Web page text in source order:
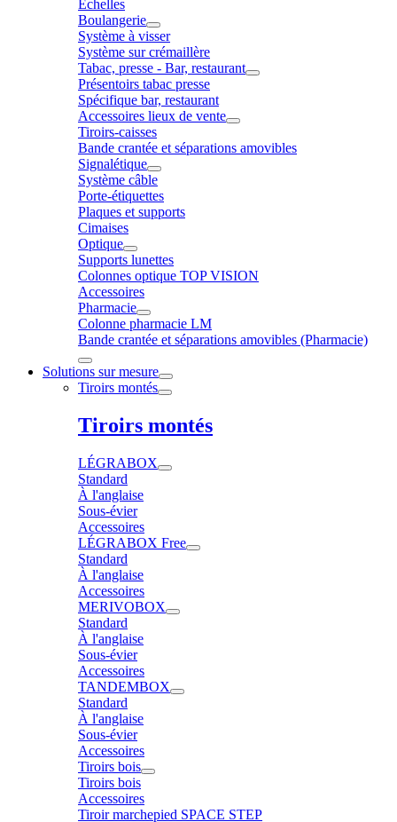
Echelles
Boulangerie
Système à visser
Système sur crémaillère
Tabac, presse - Bar, restaurant
Présentoirs tabac presse
Spécifique bar, restaurant
Accessoires lieux de vente
Tiroirs-caisses
Bande crantée et séparations amovibles
Signalétique
Système câble
Porte-étiquettes
Plaques et supports
Cimaises
Optique
Supports lunettes
Colonnes optique TOP VISION
Accessoires
Pharmacie
Colonne pharmacie LM
Bande crantée et séparations amovibles (Pharmacie)
Solutions sur mesure
Tiroirs montés
Tiroirs montés
LÉGRABOX
Standard
À l'anglaise
Sous-évier
Accessoires
LÉGRABOX Free
Standard
À l'anglaise
Accessoires
MERIVOBOX
Standard
À l'anglaise
Sous-évier
Accessoires
TANDEMBOX
Standard
À l'anglaise
Sous-évier
Accessoires
Tiroirs bois
Tiroirs bois
Accessoires
Tiroir marchepied SPACE STEP